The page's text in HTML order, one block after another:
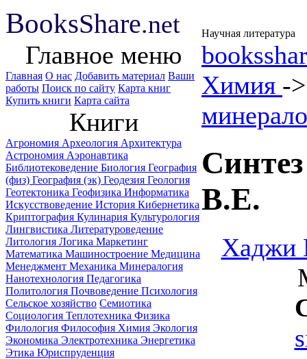
BooksShare.net Научная литература
Главное меню
Главная О нас Добавить материал Ваши
работы Поиск по сайту Карта книг
Купить книги Карта сайта
Книги
Агрономия Археология Архитектура
Астрономия Аэронавтика
Библиотековедение Биология География
(физ) География (эк) Геодезия Геология
Геотектоника Геофизика Информатика
Искусствоведение История Кибернетика
Криптография Кулинария Культурология
Лингвистика Литературоведение
Литология Логика Маркетинг
Математика Машиностроение Медицина
Менеджмент Механика Минералогия
Нанотехнология Педагогика
Политология Почвоведение Психология
Сельское хозяйство Семиотика
Социология Теплотехника Физика
Филология Философия Химия Экология
Экономика Электротехника Энергетика
Этика Юриспруденция
Химия -
В.Е.
Хаджи